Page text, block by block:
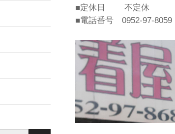
■定休日 不定休
■電話番号 0952-97-8059